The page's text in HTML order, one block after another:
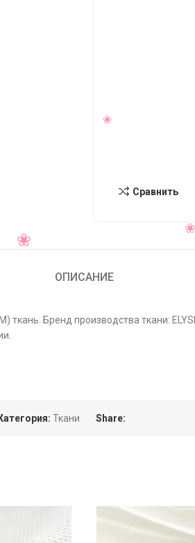
Сравнить
ОПИСАНИЕ
ткань. Бренд производства ткани:
Категория: Ткани Share: